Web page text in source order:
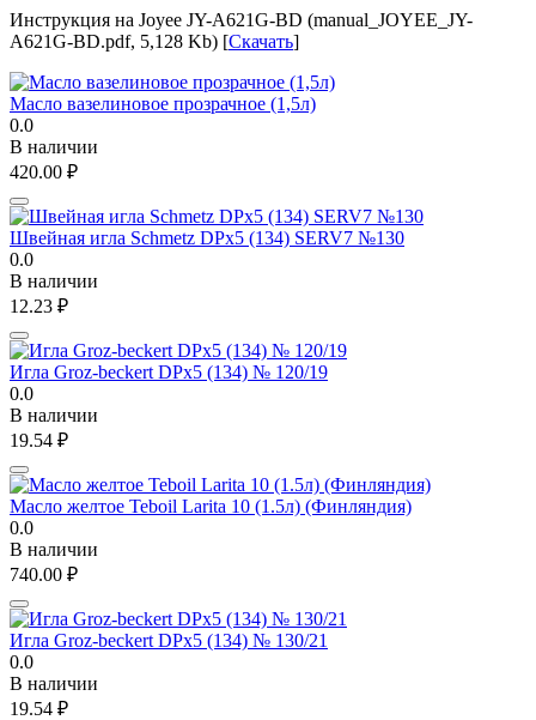
Инструкция на Joyee JY-A621G-BD (manual_JOYEE_JY-
A621G-BD.pdf, 5,128 Kb) [Скачать]
Масло вазелиновое прозрачное (1,5л)
0.0
В наличии
420.00 ₽
Швейная игла Schmetz DPx5 (134) SERV7 №130
0.0
В наличии
12.23 ₽
Игла Groz-beckert DPx5 (134) № 120/19
0.0
В наличии
19.54 ₽
Масло желтое Teboil Larita 10 (1.5л) (Финляндия)
0.0
В наличии
740.00 ₽
Игла Groz-beckert DPx5 (134) № 130/21
0.0
В наличии
19.54 ₽